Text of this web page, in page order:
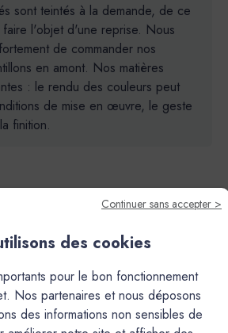
sont teintés à la demande, de ce
l'objet d'une reprise. Nous
de commander nos
en amont. Nos matières
: le rendu des couleurs peut
de mise en œuvre, le geste
finition.
Descriptif
Caractéristiques
Continuer sans accepter >
des cookies
pour le bon fonctionnement
Nos partenaires et nous déposons
des informations non sensibles de